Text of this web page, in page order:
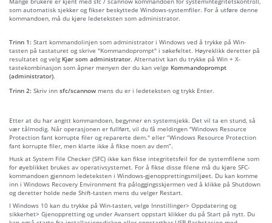
som automatisk sjekker og fikser beskyttede Windows-systemfiler. For å utføre denne
kommandoen, må du kjøre ledeteksten som administrator.
Trinn 1: Start kommandolinjen som administrator i Windows ved å trykke på Win-
tasten på tastaturet og skrive "Kommandoprompt" i søkefeltet. Høyreklikk deretter på
resultatet og velg Kjør som administrator. Alternativt kan du trykke på Win + X-
tastekombinasjon som åpner menyen der du kan velge Kommandoprompt
(administrator).
Trinn 2: Skriv inn sfc/scannow mens du er i ledeteksten og trykk Enter.
Etter at du har angitt kommandoen, begynner en systemsjekk. Det vil ta en stund, så
vær tålmodig. Når operasjonen er fullført, vil du få meldingen "Windows Resource
Protection fant korrupte filer og reparerte dem." eller “Windows Resource Protection
fant korrupte filer, men klarte ikke å fikse noen av dem”.
Husk at System File Checker (SFC) ikke kan fikse integritetsfeil for de systemfilene som
for øyeblikket brukes av operativsystemet. For å fikse disse filene må du kjøre SFC-
kommandoen gjennom ledeteksten i Windows-gjenopprettingsmiljøet. Du kan komme
inn i Windows Recovery Environment fra påloggingsskjermen ved å klikke på Shutdown
og deretter holde nede Shift-tasten mens du velger Restart.
I Windows 10 kan du trykke på Win-tasten, velge Innstillinger> Oppdatering og
sikkerhet> Gjenoppretting og under Avansert oppstart klikker du på Start på nytt. Du